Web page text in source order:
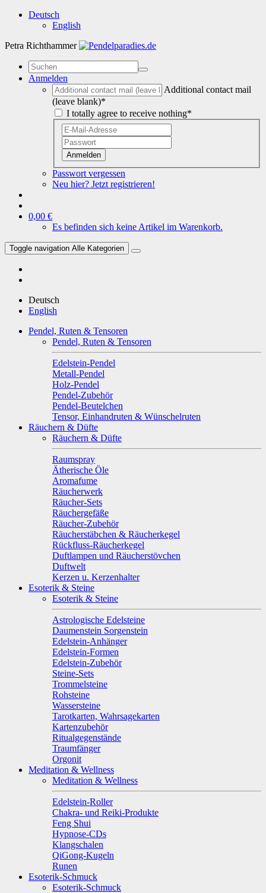
Deutsch
English
Petra Richthammer
Anmelden
Additional contact mail
(leave blank)*
I totally agree to receive nothing*
Anmelden
Passwort vergessen
Neu hier? Jetzt registrieren!
0,00 €
Es befinden sich keine Artikel im Warenkorb.
Toggle navigation Alle Kategorien
Deutsch
English
Pendel, Ruten & Tensoren
Pendel, Ruten & Tensoren
Edelstein-Pendel
Metall-Pendel
Holz-Pendel
Pendel-Zubehör
Pendel-Beutelchen
Tensor, Einhandruten & Wünschelruten
Räuchern & Düfte
Räuchern & Düfte
Raumspray
Ätherische Öle
Aromafume
Räucherwerk
Räucher-Sets
Räuchergefäße
Räucher-Zubehör
Räucherstäbchen & Räucherkegel
Rückfluss-Räucherkegel
Duftlampen und Räucherstövchen
Duftwelt
Kerzen u. Kerzenhalter
Esoterik & Steine
Esoterik & Steine
Astrologische Edelsteine
Daumenstein Sorgenstein
Edelstein-Anhänger
Edelstein-Formen
Edelstein-Zubehör
Steine-Sets
Trommelsteine
Rohsteine
Wassersteine
Tarotkarten, Wahrsagekarten
Kartenzubehör
Ritualgegenstände
Traumfänger
Orgonit
Meditation & Wellness
Meditation & Wellness
Edelstein-Roller
Chakra- und Reiki-Produkte
Feng Shui
Hypnose-CDs
Klangschalen
QiGong-Kugeln
Runen
Esoterik-Schmuck
Esoterik-Schmuck